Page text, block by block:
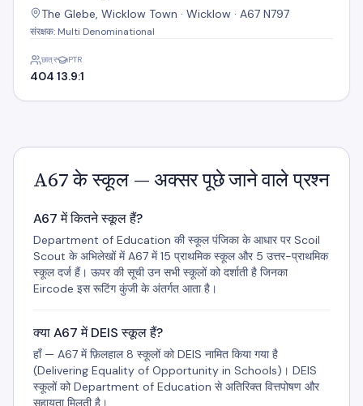
The Glebe, Wicklow Town · Wicklow · A67 N797
संरक्षक: Multi Denominational
छात्र
404
PTR
13.9:1
A67 के स्कूल — अक्सर पूछे जाने वाले प्रश्न
A67 में कितने स्कूल हैं?
Department of Education की स्कूल पंजिका के आधार पर Scoil
Scout के अभिलेखों में A67 में 15 प्राथमिक स्कूल और 5 उत्तर-प्राथमिक
स्कूल दर्ज हैं। ऊपर की सूची उन सभी स्कूलों को दर्शाती है जिनका
Eircode इस रूटिंग कुंजी के अंतर्गत आता है।
क्या A67 में DEIS स्कूल हैं?
हाँ — A67 में फ़िलहाल 8 स्कूलों को DEIS नामित किया गया है
(Delivering Equality of Opportunity in Schools)। DEIS
स्कूलों को Department of Education से अतिरिक्त वित्तपोषण और
सहायता मिलती है।